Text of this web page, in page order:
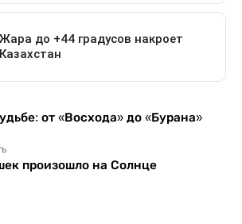
от «Восхода» до «Бурана»
произошло на Солнце